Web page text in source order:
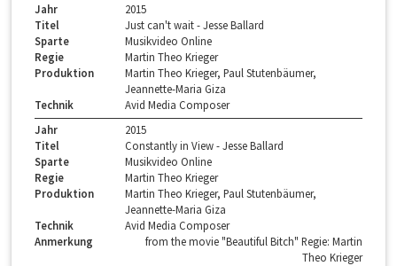
Jahr
2015
Titel
Just can't wait - Jesse Ballard
Sparte
Musikvideo Online
Regie
Martin Theo Krieger
Produktion
Martin Theo Krieger, Paul Stutenbäumer,
Jeannette-Maria Giza
Technik
Avid Media Composer
Jahr
2015
Titel
Constantly in View - Jesse Ballard
Sparte
Musikvideo Online
Regie
Martin Theo Krieger
Produktion
Martin Theo Krieger, Paul Stutenbäumer,
Jeannette-Maria Giza
Technik
Avid Media Composer
Anmerkung
from the movie "Beautiful Bitch" Regie: Martin
Theo Krieger